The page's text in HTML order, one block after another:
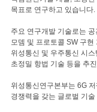
목표로 연구하고 있습니다.
주요 연구개발 기술로는
모뎀 및 프로토콜 SW 구
위성통신 및 우주통신 시
초정밀 항법 기술 등을 추
위성통신연구본부는 6G
경쟁력을 갖는 글로벌 기